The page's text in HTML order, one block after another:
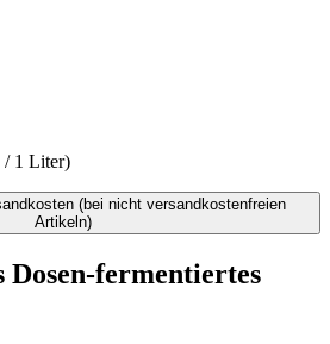
/ 1 Liter)
(bei nicht versandkostenfreien
Artikeln)
Dosen-fermentiertes